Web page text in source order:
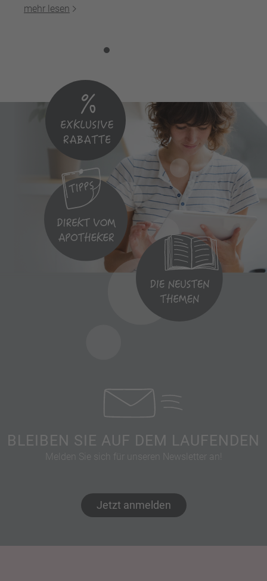
mehr lesen
BLEIBEN SIE AUF DEM LAUFENDEN
Melden Sie sich für unseren Newsletter an!
Jetzt anmelden